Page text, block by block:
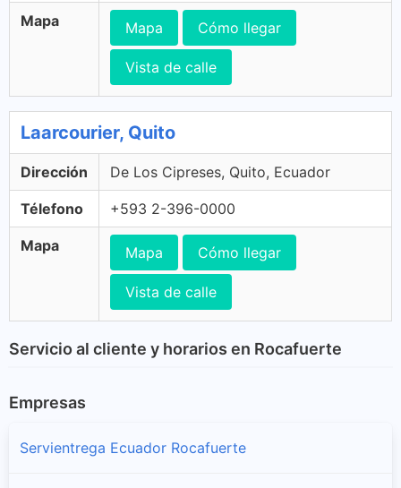
Mapa Mapa Cómo llegar
Vista de calle
Laarcourier, Quito
Dirección De Los Cipreses, Quito, Ecuador
Télefono +593 2-396-0000
Mapa Mapa Cómo llegar
Vista de calle
Servicio al cliente y horarios en Rocafuerte
Empresas
Servientrega Ecuador Rocafuerte